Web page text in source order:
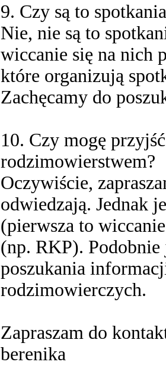
9. Czy są to
Nie, nie są to
wiccanie się na nich
które organizują
Zachęcamy do
10. Czy mogę
rodzimowierstwem?
Oczywiście,
odwiedzają. Jednak
(pierwsza to
(np. RKP).
poszukania
rodzimowierczych.
Zapraszam do
berenika